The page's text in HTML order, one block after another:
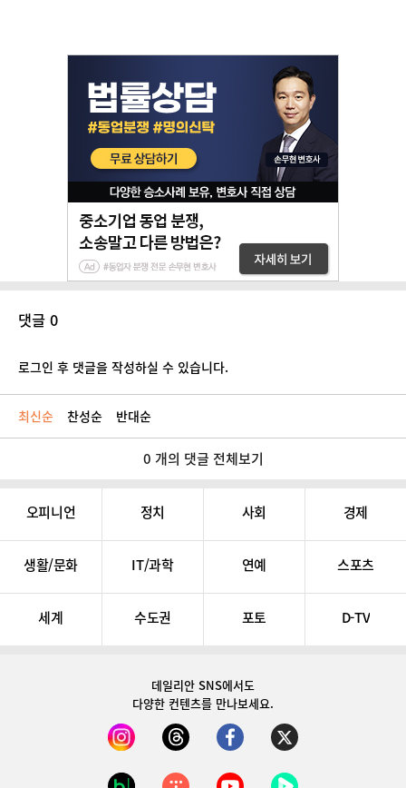
댓글 0
로그인 후 댓글을 작성하실 수 있습니다.
최신순 찬성순 반대순
0 개의 댓글 전체보기
오피니언 정치 사회 경제
생활/문화 IT/과학 연예 스포츠
세계 수도권 포토 D-TV
데일리안 SNS에서도
다양한 컨텐츠를 만나보세요.